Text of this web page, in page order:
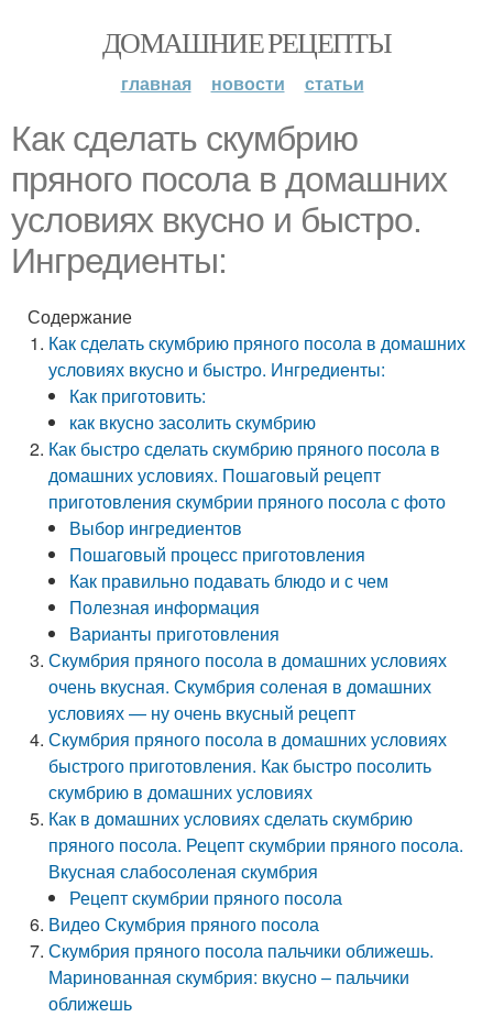
ДОМАШНИЕ РЕЦЕПТЫ
главная новости статьи
Как сделать скумбрию
пряного посола в домашних
условиях вкусно и быстро.
Ингредиенты:
Содержание
Как сделать скумбрию пряного посола в домашних
условиях вкусно и быстро. Ингредиенты:
Как приготовить:
как вкусно засолить скумбрию
Как быстро сделать скумбрию пряного посола в
домашних условиях. Пошаговый рецепт
приготовления скумбрии пряного посола с фото
Выбор ингредиентов
Пошаговый процесс приготовления
Как правильно подавать блюдо и с чем
Полезная информация
Варианты приготовления
Скумбрия пряного посола в домашних условиях
очень вкусная. Скумбрия соленая в домашних
условиях — ну очень вкусный рецепт
Скумбрия пряного посола в домашних условиях
быстрого приготовления. Как быстро посолить
скумбрию в домашних условиях
Как в домашних условиях сделать скумбрию
пряного посола. Рецепт скумбрии пряного посола.
Вкусная слабосоленая скумбрия
Рецепт скумбрии пряного посола
Видео Скумбрия пряного посола
Скумбрия пряного посола пальчики оближешь.
Маринованная скумбрия: вкусно – пальчики
оближешь